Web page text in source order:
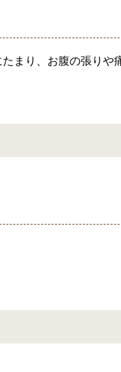
まり、お腹の張りや